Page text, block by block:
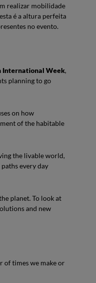
realizar mobilidade
é a altura perfeita
no evento.
International Week,
planning to go
on how
of the habitable
the livable world,
every day
planet. To look at
and new
of times we make or